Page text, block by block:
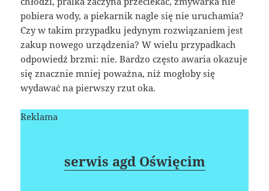
pobiera wody, a piekarnik nagle się nie uruchamia?
Czy w takim przypadku jedynym rozwiązaniem jest
zakup nowego urządzenia? W wielu przypadkach
odpowiedź brzmi: nie. Bardzo często awaria okazuje
się znacznie mniej poważna, niż mogłoby się
wydawać na pierwszy rzut oka.
Reklama
serwis agd Oświęcim